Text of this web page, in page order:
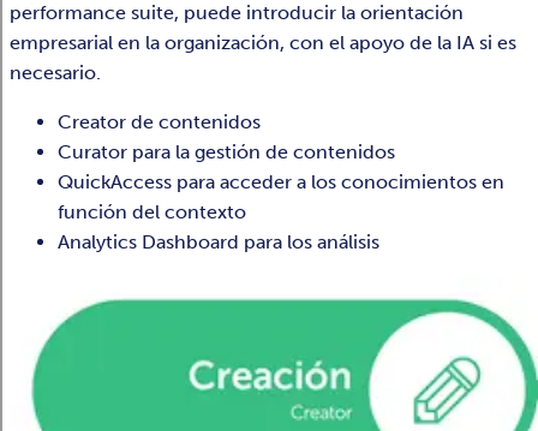
performance suite, puede introducir la orientación
empresarial en la organización, con el apoyo de la IA si es
necesario.
Creator de contenidos
Curator para la gestión de contenidos
QuickAccess para acceder a los conocimientos en
función del contexto
Analytics Dashboard para los análisis